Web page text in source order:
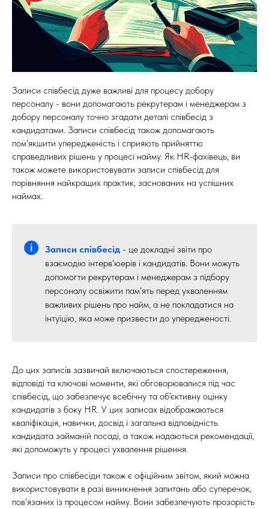
Записи співбесід дуже важливі для процесу добору
персоналу - вони допомагають рекрутерам і менеджерам з
добору персоналу точно згадати деталі співбесід з
кандидатами. Записи співбесід також допомагають
пом'якшити упередженість і сприяють прийняттю
справедливих рішень у процесі найму. Як HR-фахівець, ви
також можете використовувати записи співбесід для
порівняння найкращих практик, заснованих на успішних
наймах.
Записи співбесід - це докладні звіти про
взаємодію інтерв'юерів і кандидатів. Вони можуть
допомогти рекрутерам і менеджерам з підбору
персоналу освіжити пам'ять перед ухваленням
важливих рішень про найм, а не покладатися на
інтуїцію, яка може призвести до упередженості.
До цих записів зазвичай включаються спостереження,
відповіді та ключові моменти, які обговорювалися під час
співбесід, що забезпечує всебічну та об'єктивну оцінку
кандидатів з боку HR. У цих записах відображаються
кваліфікація, навички, досвід і загальна відповідність
кандидата займаній посаді, а також надаються рекомендації,
які допоможуть у процесі ухвалення рішення.
Записи про співбесіди також є офіційним звітом, який можна
використовувати в разі виникнення запитань або суперечок,
пов'язаних із процесом найму. Вони забезпечують прозорість